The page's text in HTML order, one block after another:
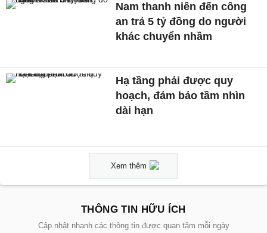
Nam thanh niên đến công
an trả 5 tỷ đồng do người
khác chuyển nhầm
Hạ tầng phải được quy
hoạch, đảm bảo tầm nhìn
dài hạn
Xem thêm
THÔNG TIN HỮU ÍCH
Cập nhật nhanh các thông tin được quan tâm mỗi ngày